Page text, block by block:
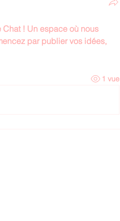
Chat ! Un espace où nous
par publier vos idées,
1 vue